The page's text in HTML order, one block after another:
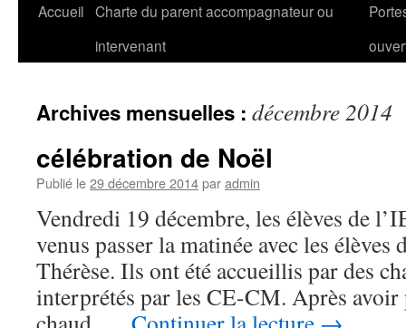
Accueil Charte du parent accompagnateur ou
intervenant
Archives mensuelles : décembre 2014
célébration de Noël
Publié le29 décembre 2014paradmin
Vendredi 19 décembre, les élèves de
venus passer la matinée avec les élèves
Thérèse. Ils ont été accueillis par des
interprétés par les CE-CM. Après avoir